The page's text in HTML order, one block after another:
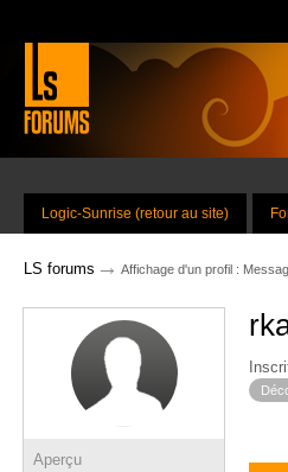
Logic-Sunrise (retour au site)
LS forums → Affichage d'un profil :
Aperçu